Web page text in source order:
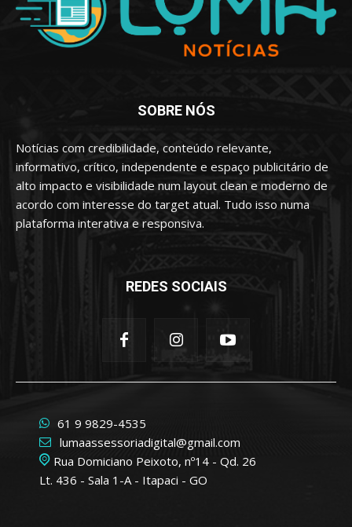
SOBRE NÓS
Notícias com credibilidade, conteúdo relevante,
informativo, crítico, independente e espaço publicitário de
alto impacto e visibilidade num layout clean e moderno de
acordo com interesse do target atual. Tudo isso numa
plataforma interativa e responsiva.
REDES SOCIAIS
61 9 9829-4535
lumaassessoriadigital@gmail.com
Rua Domiciano Peixoto, nº14 - Qd. 26
Lt. 436 - Sala 1-A - Itapaci - GO